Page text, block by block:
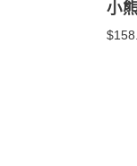
小
$